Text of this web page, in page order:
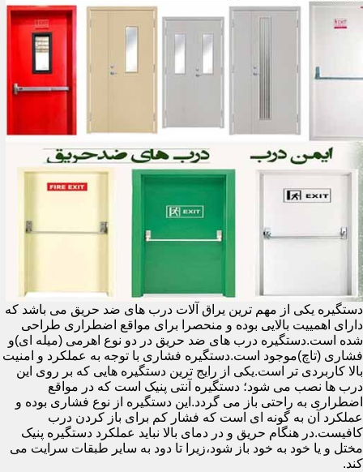
دستگیره یکی از مهم ترین یراق آلات درب های ضد حریق می باشد که
دارای اهمییت بالایی بوده و منحصرا برای مواقع اضطراری طراحی
شده است.دستگیره درب های ضد حریق در دو نوع اهرمی (میله ای)و
فشاری (تاچ)موجود است.دستگیره فشاری با توجه به عملکرد و امنیت
بالا کاربردی تر است.یکی از رایج ترین دستگیره هایی که بر روی این
درب ها نصب می شود؛ دستگیره آنتی پنیک است که در مواقع
اضطراری به راحتی باز می گردد.این دستگیره از نوع فشاری بوده و
عملکرد آن به گونه ای است که فشار کم برای باز کردن درب
کافیست.در هنگام حریق و در دمای بالا نباید عملکرد دستگیره پنیک
مختل و یا خود به خود باز شود،زیرا تا دود به سایر طبقات سرایت می
کند.